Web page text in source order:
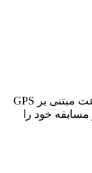
با استفاده از این ابزار، می‌ توانید با راهنمایی سرعت مبتنی بر GPS
خود را